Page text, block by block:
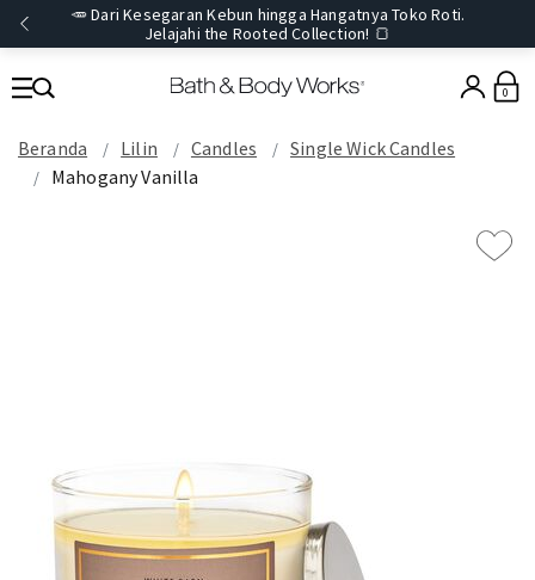
🥕 Dari Kesegaran Kebun hingga Hangatnya Toko Roti.
Jelajahi the Rooted Collection! 🍞
0
Beranda Lilin Candles
Single Wick Candles
Mahogany Vanilla